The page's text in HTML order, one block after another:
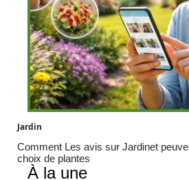
Jardin
Comment Les avis sur Jardinet
choix de plantes
À la une